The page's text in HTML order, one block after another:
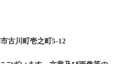
古川町壱之町5-12